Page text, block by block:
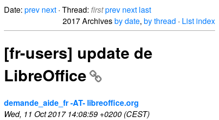
Date: prev next · Thread: firstprev next last
2017 Archivesby date, by thread · List index
[fr-users] update de
LibreOffice
demande_aide_fr -AT- libreoffice.org
Wed, 11 Oct 2017 14:08:59 +0200 (CEST)